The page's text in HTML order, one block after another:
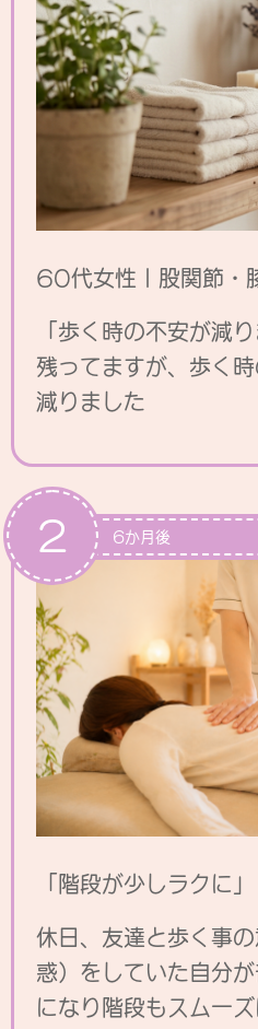
60代女性｜股関節・
「歩く時の不安が減
残ってますが、歩く
減りました
6か月後
2
「階段が少しラクに」
休日、友達と歩く事
惑）をしていた自分
になり階段もスムー